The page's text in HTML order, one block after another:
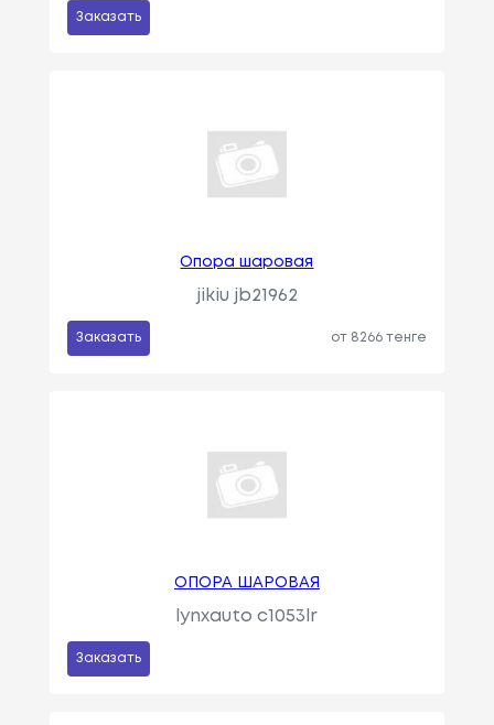
Заказать
Опора шаровая
jikiu jb21962
Заказать от 8266 тенге
ОПОРА ШАРОВАЯ
lynxauto c1053lr
Заказать